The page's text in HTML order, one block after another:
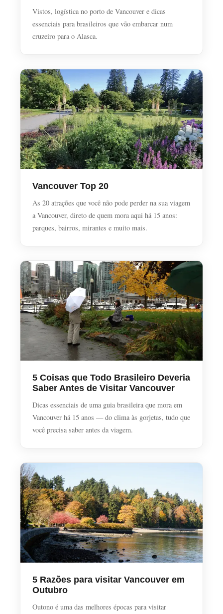
Vistos, logística no porto de Vancouver e dicas
essenciais para brasileiros que vão embarcar num
cruzeiro para o Alasca.
Vancouver Top 20
As 20 atrações que você não pode perder na sua viagem
a Vancouver, direto de quem mora aqui há 15 anos:
parques, bairros, mirantes e muito mais.
5 Coisas que Todo Brasileiro Deveria
Saber Antes de Visitar Vancouver
Dicas essenciais de uma guia brasileira que mora em
Vancouver há 15 anos — do clima às gorjetas, tudo que
você precisa saber antes da viagem.
5 Razões para visitar Vancouver em
Outubro
Outono é uma das melhores épocas para visitar